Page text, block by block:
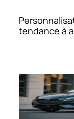
tendance à